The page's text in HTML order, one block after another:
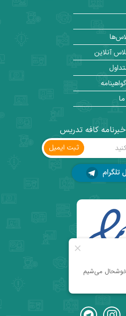
کافه تدریس
ثبت ‌ایمیل
تلگرام
آنلاین